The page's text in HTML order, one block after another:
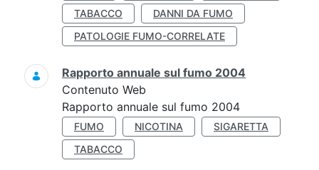
TABACCO
DANNI DA FUMO
PATOLOGIE FUMO-CORRELATE
Rapporto annuale sul fumo 2004
Contenuto Web
Rapporto annuale sul fumo 2004
FUMO NICOTINA
SIGARETTA
TABACCO